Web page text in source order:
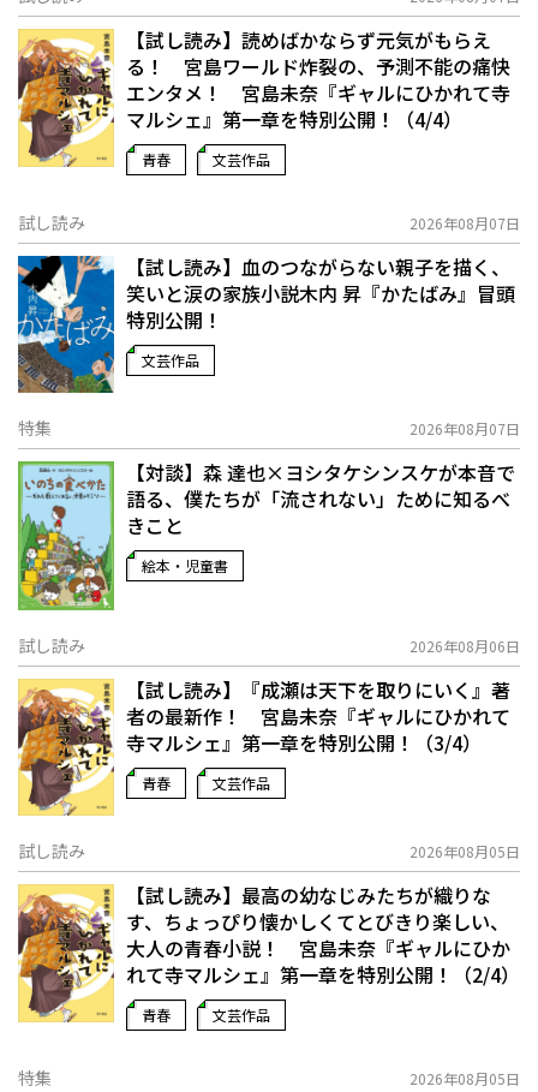
【試し読み】読めばかならず元気がもらえ
る！ 宮島ワールド炸裂の、予測不能の痛快
エンタメ！ 宮島未奈『ギャルにひかれて寺
マルシェ』第一章を特別公開！（4/4）
青春 文芸作品
試し読み 2026年08月07日
【試し読み】血のつながらない親子を描く、
笑いと涙の家族小説――木内 昇『かたばみ』冒頭
特別公開！
文芸作品
特集 2026年08月07日
【対談】森 達也×ヨシタケシンスケが本音で
語る、僕たちが「流されない」ために知るべ
きこと
絵本・児童書
試し読み 2026年08月06日
【試し読み】『成瀬は天下を取りにいく』著
者の最新作！ 宮島未奈『ギャルにひかれて
寺マルシェ』第一章を特別公開！（3/4）
青春 文芸作品
試し読み 2026年08月05日
【試し読み】最高の幼なじみたちが織りな
す、ちょっぴり懐かしくてとびきり楽しい、
大人の青春小説！ 宮島未奈『ギャルにひか
れて寺マルシェ』第一章を特別公開！（2/4）
青春 文芸作品
特集 2026年08月05日